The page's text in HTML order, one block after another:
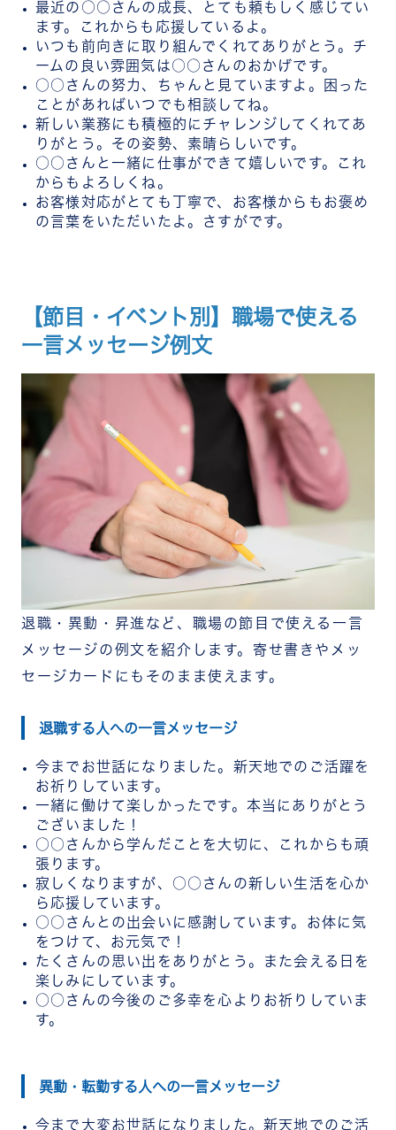
最近の○○さんの成長、とても頼もしく感じてい
ます。これからも応援しているよ。
いつも前向きに取り組んでくれてありがとう。チ
ームの良い雰囲気は○○さんのおかげです。
○○さんの努力、ちゃんと見ていますよ。困った
ことがあればいつでも相談してね。
新しい業務にも積極的にチャレンジしてくれてあ
りがとう。その姿勢、素晴らしいです。
○○さんと一緒に仕事ができて嬉しいです。これ
からもよろしくね。
お客様対応がとても丁寧で、お客様からもお褒め
の言葉をいただいたよ。さすがです。
【節目・イベント別】職場で使える
一言メッセージ例文
退職・異動・昇進など、職場の節目で使える一言
メッセージの例文を紹介します。寄せ書きやメッ
セージカードにもそのまま使えます。
退職する人への一言メッセージ
今までお世話になりました。新天地でのご活躍を
お祈りしています。
一緒に働けて楽しかったです。本当にありがとう
ございました！
○○さんから学んだことを大切に、これからも頑
張ります。
寂しくなりますが、○○さんの新しい生活を心か
ら応援しています。
○○さんとの出会いに感謝しています。お体に気
をつけて、お元気で！
たくさんの思い出をありがとう。また会える日を
楽しみにしています。
○○さんの今後のご多幸を心よりお祈りしていま
す。
異動・転勤する人への一言メッセージ
今まで大変お世話になりました。新天地でのご活